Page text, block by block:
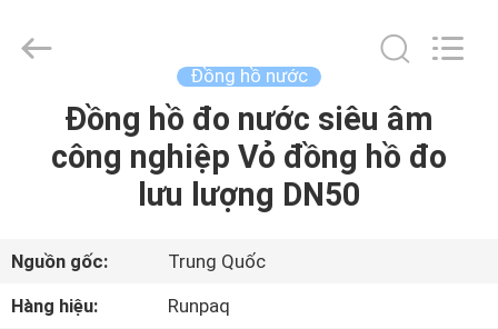
TRANG
CHỦ
SẢN
PHẨM
Technology
Đồng hồ nước
Đồng hồ đo nước siêu âm
công nghiệp Vỏ đồng hồ đo
lưu lượng DN50
Nguồn gốc:
Trung Quốc
Hàng hiệu:
Runpaq